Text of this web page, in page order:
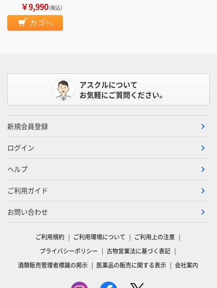
￥9,990（税込）
カゴへ
アスクルについて
お気軽にご質問ください。
新規会員登録
ログイン
ヘルプ
ご利用ガイド
お問い合わせ
ご利用規約 ご利用環境について
ご利用上の注意
プライバシーポリシー
古物営業法に基づく表記
酒類販売管理者標識の掲示
医薬品の販売に関する表示 会社案内